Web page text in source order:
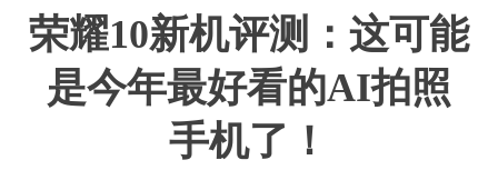
荣耀10新机评测：这可能
是今年最好看的AI拍照
手机了！